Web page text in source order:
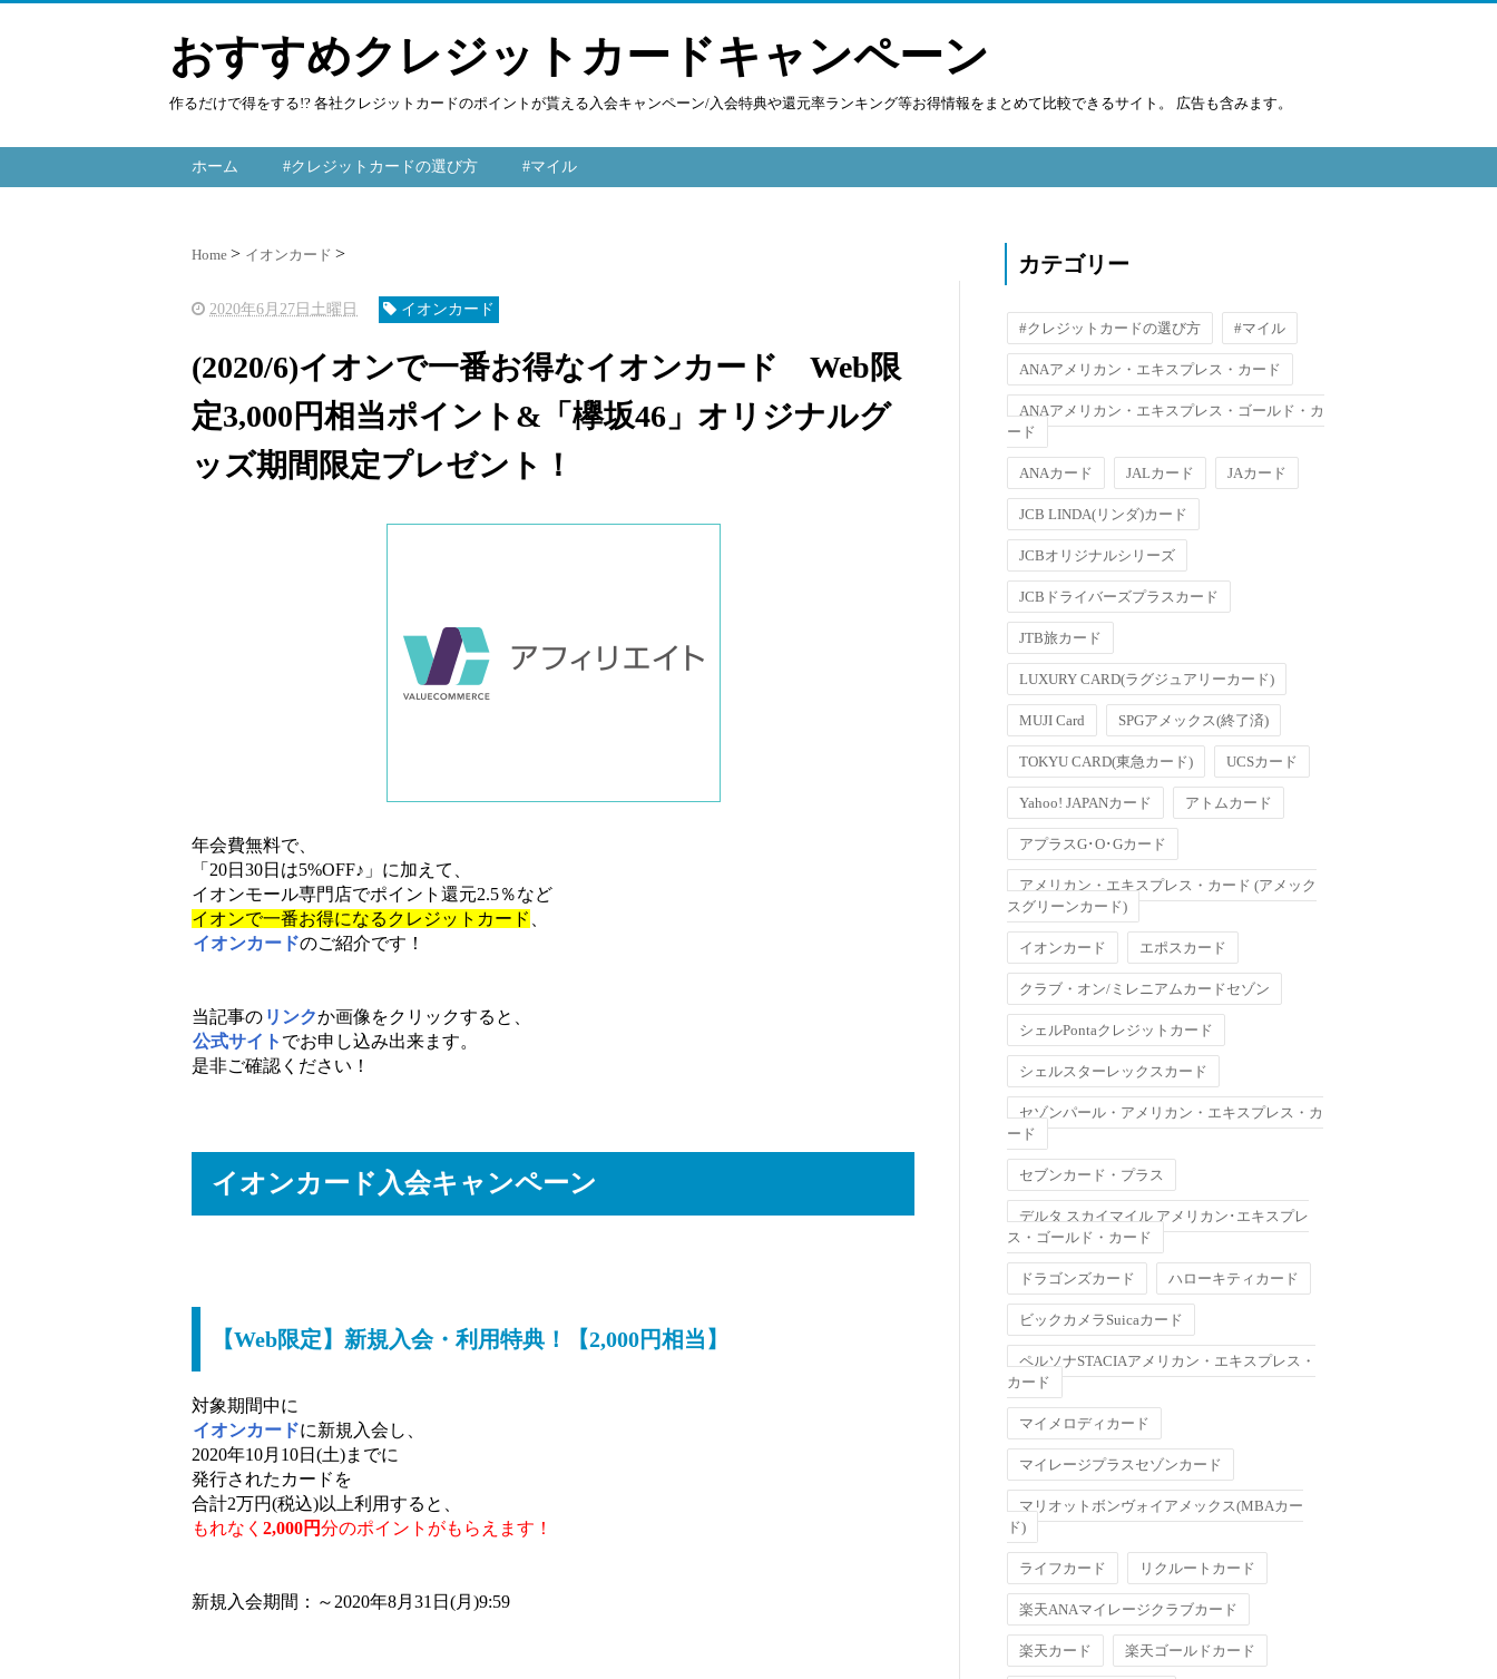
おすすめクレジットカードキャンペーン
作るだけで得をする!? 各社クレジットカードのポイントが貰える入会キャンペーン/入会特典や還元率ランキング等お得情報をまとめて比較できるサイト。 広告も含みます。
ホーム #クレジットカードの選び方 #マイル
Home イオンカード
2020年6月27日土曜日 イオンカード
(2020/6)イオンで一番お得なイオンカード Web限
定3,000円相当ポイント&「欅坂46」オリジナルグ
ッズ期間限定プレゼント！
年会費無料で、
「20日30日は5%OFF♪」に加えて、
イオンモール専門店でポイント還元2.5％など
イオンで一番お得になるクレジットカード
イオンカードのご紹介です！
当記事の リンクか画像をクリックすると、
公式サイト でお申し込み出来ます。
是非ご確認ください！
イオンカード入会キャンペーン
【Web限定】新規入会・利用特典！【2,000円相当】
対象期間中に
イオンカードに新規入会し、
2020年10月10日(土)までに
発行されたカードを
合計2万円(税込)以上利用すると、
もれなく 2,000円分のポイントがもらえます！
新規入会期間：～2020年8月31日(月)9:59
カテゴリー
#クレジットカードの選び方 #マイル
ANAアメリカン・エキスプレス・カード
ANAアメリカン・エキスプレス・ゴールド・カ
ード
ANAカード JALカード JAカード
JCB LINDA(リンダ)カード
JCBオリジナルシリーズ
JCBドライバーズプラスカード
JTB旅カード
LUXURY CARD(ラグジュアリーカード)
MUJI Card SPGアメックス(終了済)
TOKYU CARD(東急カード) UCSカード
Yahoo! JAPANカード アトムカード
アプラスG･O･Gカード
アメリカン・エキスプレス・カード (アメック
スグリーンカード)
イオンカード エポスカード
クラブ・オン/ミレニアムカードセゾン
シェルPontaクレジットカード
シェルスターレックスカード
セゾンパール・アメリカン・エキスプレス・カ
ード
セブンカード・プラス
デルタ スカイマイル アメリカン･エキスプレ
ス・ゴールド・カード
ドラゴンズカード ハローキティカード
ビックカメラSuicaカード
ペルソナSTACIAアメリカン・エキスプレス・
カード
マイメロディカード
マイレージプラスセゾンカード
マリオットボンヴォイアメックス(MBAカー
ド)
ライフカード リクルートカード
楽天ANAマイレージクラブカード
楽天カード 楽天ゴールドカード